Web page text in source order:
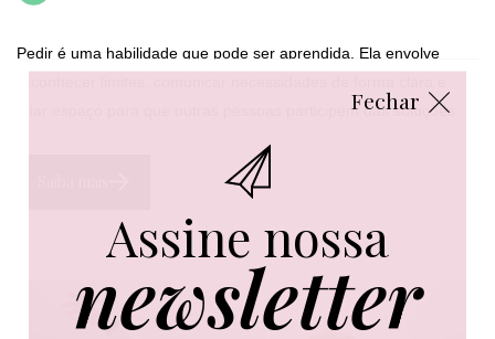
Pedir é uma habilidade que pode ser aprendida. Ela envolve
criar espaço para que outras pessoas participem das soluções
Fechar
Assine nossa
newsletter